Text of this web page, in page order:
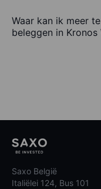
Waar kan ik meer
beleggen in Kronos
Saxo België
Italiëlei 124, Bus 101